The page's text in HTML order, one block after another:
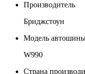
Производитель
Бриджстоун
Модель
W990
Страна